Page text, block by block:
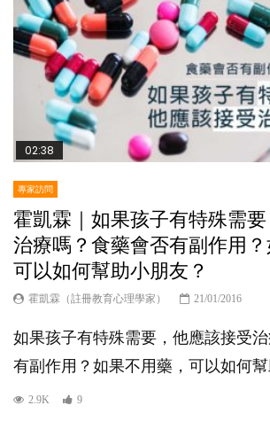
02:38
專家訪問
霍凱霖｜如果孩子有特殊需
治療嗎？食藥會否有副作用？
可以如何幫助小朋友？
霍凱霖（註冊教育心理學家） 21/01/2016
如果孩子有特殊需要，他應該接受
有副作用？如果不用藥，可以如何幫
2.9K 9